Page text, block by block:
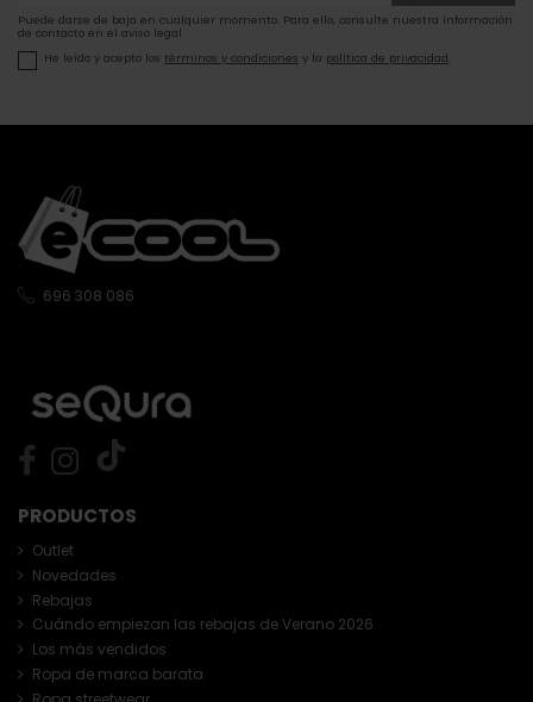
Puede darse de baja en cualquier momento. Para ello, consulte nuestra información
de contacto en el aviso legal.
He leído y acepto los términos y condiciones y la política de privacidad
PRODUCTOS
Outlet
Novedades
Rebajas
Cuándo empiezan las rebajas de Verano 2026
Los más vendidos
Ropa de marca barata
696 308 086